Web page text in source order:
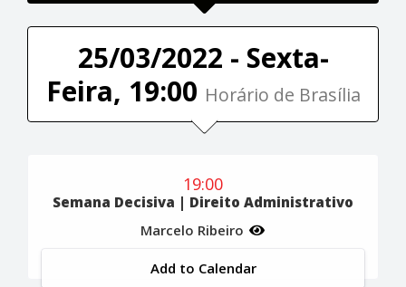
25/03/2022 - Sexta-
Feira, 19:00 Horário de Brasília
19:00
Semana Decisiva | Direito Administrativo
Marcelo Ribeiro
Add to Calendar